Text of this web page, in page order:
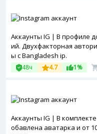
Аккаунты IG | В профиле
ий. Двухфакторная
ы с Bangladesh ip.
48ч 4.7 1%
Аккаунты IG | В
обавлена аватарка и от